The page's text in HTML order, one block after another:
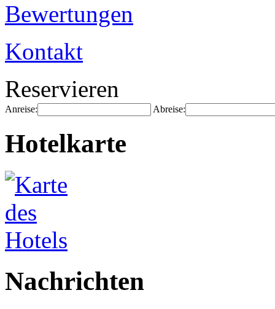
Bewertungen
Kontakt
Reservieren
Anreise: Abreise:
Hotelkarte
Nachrichten